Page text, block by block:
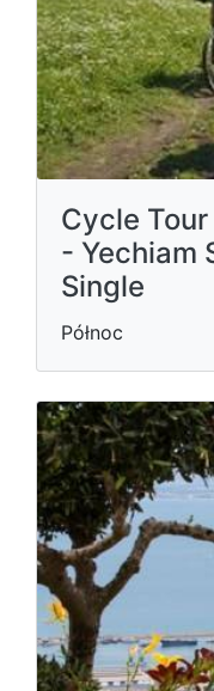
Cycle
- Yechiam
Single
Północ